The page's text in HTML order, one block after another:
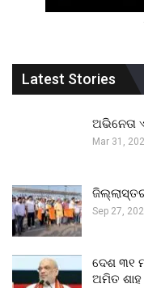
Latest Stories
ଅଭିନେତା
Mar 31,
Sep 27,
ଦେଶ ୩୧
ଅମିତ ଶାହ